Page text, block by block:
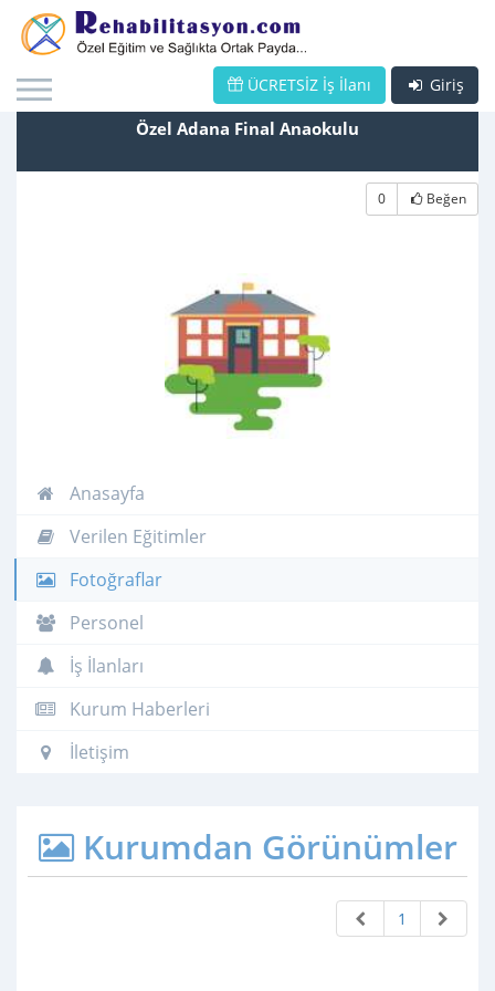
Giriş
ÜCRETSİZ İş İlanı
Özel Adana Final Anaokulu
0 Beğen
Anasayfa
Verilen Eğitimler
Fotoğraflar
Personel
İş İlanları
Kurum Haberleri
İletişim
Kurumdan Görünümler
1